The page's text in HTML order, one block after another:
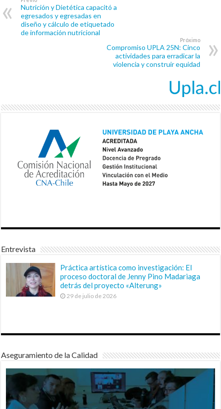
Nutrición y Dietética capacitó a
egresados y egresadas en
diseño y cálculo de etiquetado
de información nutricional
Próximo
Compromiso UPLA 25N: Cinco
actividades para erradicar la
violencia y construir equidad
Entrevista
Práctica artística como investigación: El
proceso doctoral de Jenny Pino Madariaga
detrás del proyecto «Alterung»
29 de julio de 2026
Aseguramiento de la Calidad